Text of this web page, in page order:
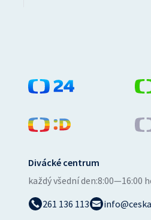
Divácké centrum
každý všední den:8:00—16:00
261 136 113